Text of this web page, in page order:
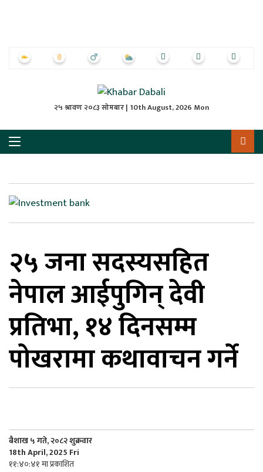
२५ श्रावण २०८३ सोमबार | 10th August, 2026 Mon
२५ जना सदस्यसहित
नेपाल आईपुगिन् देवी
प्रतिभा, १४ दिनसम्म
पोखरामा कथावाचन गर्ने
बैशाख ५ गते, २०८२ शुक्रवार
18th April, 2025 Fri
११:४०:४१ मा प्रकाशित